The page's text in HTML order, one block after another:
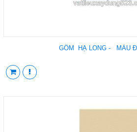
GỐM HẠ LONG - MÀU